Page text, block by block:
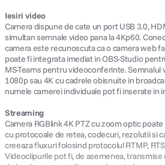
Iesiri video
Camera dispune de cate un port USB 3.0,
simultan semnale video pana la 4Kp60.
camera este recunoscuta ca o camera web
poate fi integrata imediat in OBS-Studio
MS-Teams pentru videoconferinte. Semnalul
1080p sau 4K cu cadrele obisnuite in
numele camerei individuale pot fi inserate in
Streaming
Camera RGBlink 4K PTZ cu zoom optic
cu protocoale de retea, codecuri, rezolutii si
creeaza fluxuri folosind protocolul RTMP,
Videoclipurile pot fi, de asemenea,